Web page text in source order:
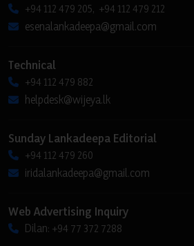
+94 112 479 205, +94 112 479 212
esenalankadeepa@gmail.com
Technical
+94 112 479 882
helpdesk@wijeya.lk
Sunday Lankadeepa Editorial
+94 112 479 260
iridalankadeepa@gmail.com
Web Advertising Inquiry
Dilan: +94 77 372 7288